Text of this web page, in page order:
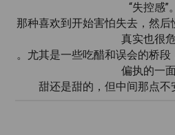
“失控感”。
那种喜欢到开始害怕失去，然
真实也很
。尤其是一些吃醋和误会的桥
偏执的一面
甜还是甜的，但中间那点不